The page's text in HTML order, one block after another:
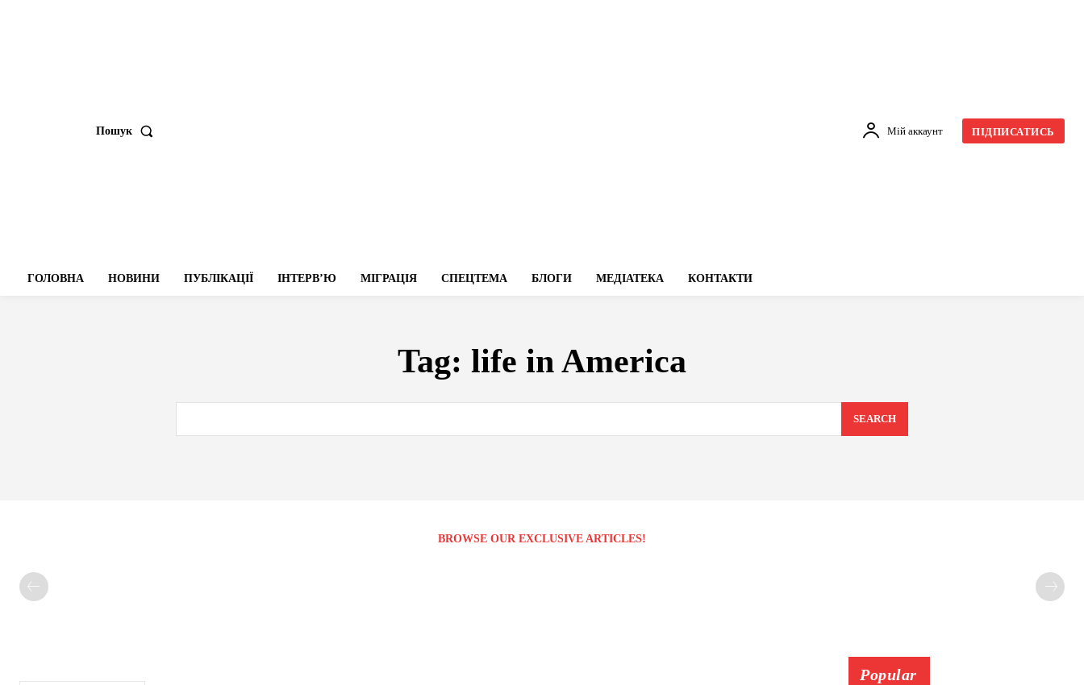
Пошук Мій аккаунт ПІДПИСАТИСЬ
ГОЛОВНА НОВИНИ ПУБЛІКАЦІЇ ІНТЕРВʼЮ МІГРАЦІЯ СПЕЦТЕМА БЛОГИ МЕДІАТЕКА КОНТАКТИ
Tag: life in America
SEARCH
BROWSE OUR EXCLUSIVE ARTICLES!
Popular